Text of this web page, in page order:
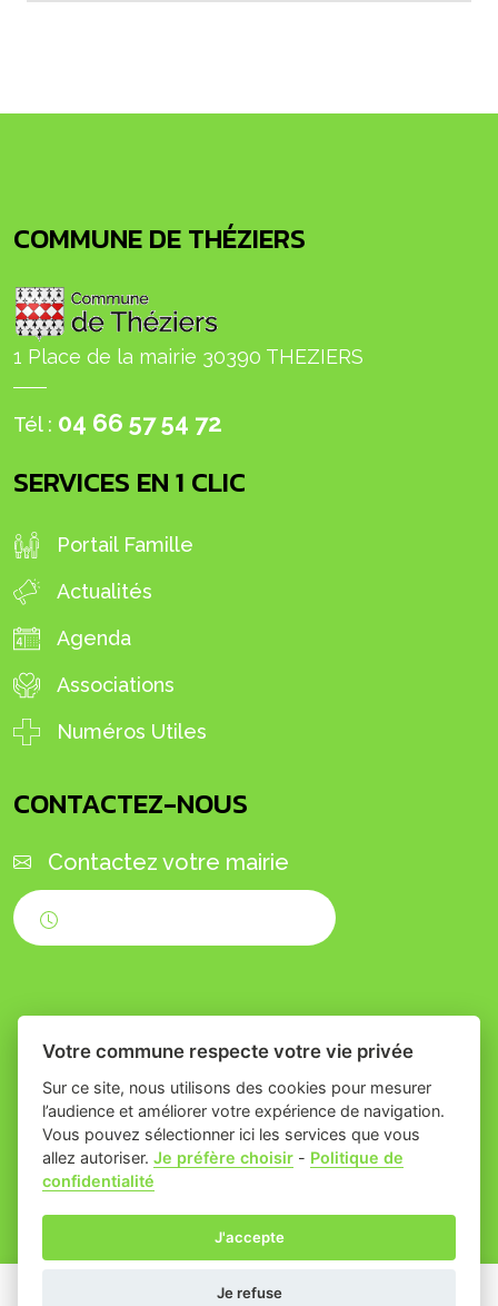
COMMUNE DE THÉZIERS
1 Place de la mairie 30390 THEZIERS
Tél : 04 66 57 54 72
SERVICES EN 1 CLIC
Portail Famille
Actualités
Agenda
Associations
Numéros Utiles
CONTACTEZ-NOUS
Contactez votre mairie
Place du village la solution web
et appli des collectivités
- Commune
Mentions légales- Gestion des cookies
Votre commune respecte votre vie privée
Sur ce site, nous utilisons des cookies pour mesurer
l’audience et améliorer votre expérience de navigation.
Vous pouvez sélectionner ici les services que vous
allez autoriser.Je préfère choisir - Politique de
confidentialité
J'accepte
Je refuse